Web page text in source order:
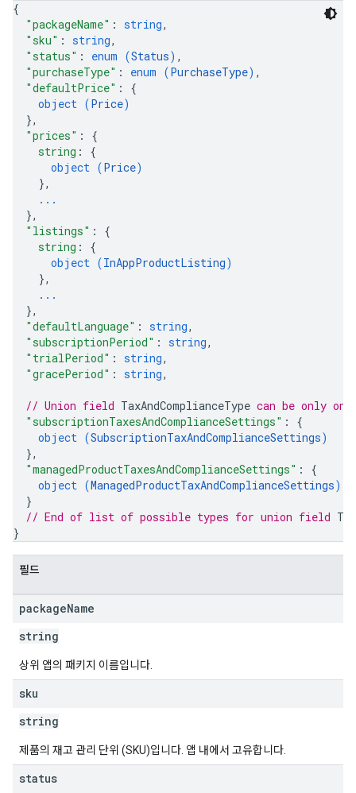
{
"packageName" : string,
"sku" : string,
"status" : enum (Status) ,
"purchaseType" : enum (PurchaseType) ,
"defaultPrice" : {
object (Price)
},
"prices" : {
string : {
object (Price)
},
...
},
"listings" : {
string : {
object (InAppProductListing)
},
...
},
"defaultLanguage" : string,
"subscriptionPeriod" : string,
"trialPeriod" : string,
"gracePeriod" : string,
// Union field TaxAndComplianceType can be only
"subscriptionTaxesAndComplianceSettings" : {
object (SubscriptionTaxAndComplianceSettings)
},
"managedProductTaxesAndComplianceSettings" : {
object (ManagedProductTaxAndComplianceSettings)
}
// End of list of possible types for union field
}
필드
packageName
string
상위 앱의 패키지 이름입니다.
sku
string
제품의 재고 관리 단위 (SKU)입니다. 앱 내에서 고유합니다.
status